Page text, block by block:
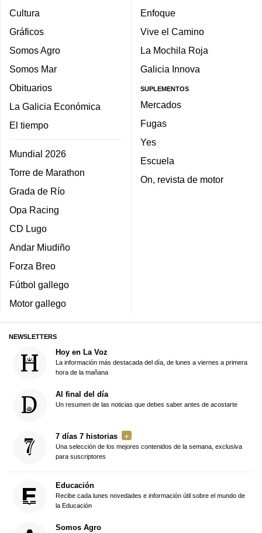
Cultura
Gráficos
Somos Agro
Somos Mar
Obituarios
La Galicia Económica
El tiempo
Mundial 2026
Torre de Marathon
Grada de Río
Opa Racing
CD Lugo
Andar Miudiño
Forza Breo
Fútbol gallego
Motor gallego
Enfoque
Vive el Camino
La Mochila Roja
Galicia Innova
SUPLEMENTOS
Mercados
Fugas
Yes
Escuela
On, revista de motor
NEWSLETTERS
Hoy en La Voz
La información más destacada del día, de lunes a viernes a primera
hora de la mañana
Al final del día
Un resumen de las noticias que debes saber antes de acostarte
7 días 7 historias
Una selección de los mejores contenidos de la semana, exclusiva
para suscriptores
Educación
Recibe cada lunes novedades e información útil sobre el mundo de
la Educación
Somos Agro